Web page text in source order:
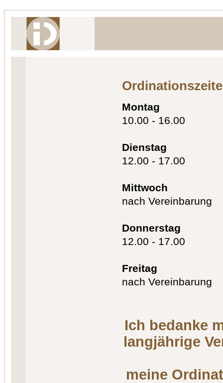
Montag
10.00 - 16.00
Dienstag
12.00 - 17.00
Mittwoch
nach Vereinbarung
Donnerstag
12.00 - 17.00
Freitag
nach Vereinbarung
Ich bedanke
langjährige
meine